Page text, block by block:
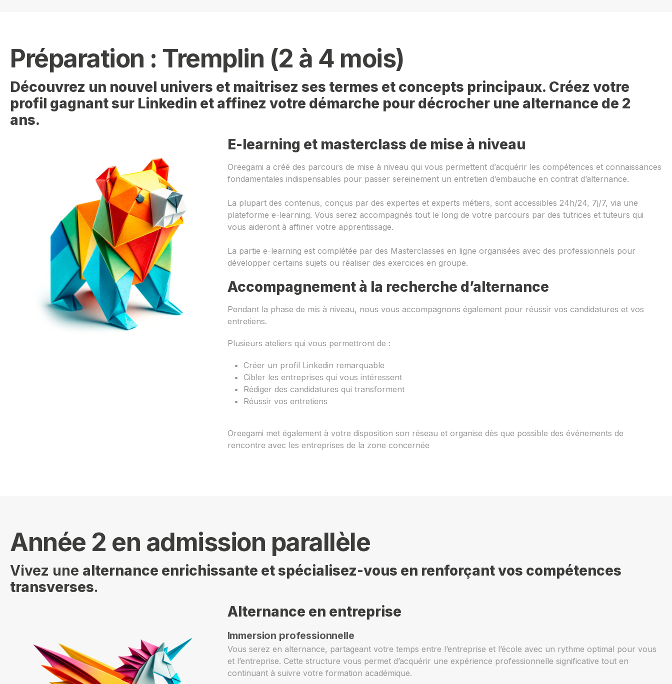
Préparation : Tremplin (2 à 4 mois)
Découvrez un nouvel univers et maitrisez ses termes et concepts principaux. Créez votre
profil gagnant sur Linkedin et affinez votre démarche pour décrocher une alternance de 2
ans.
E-learning et masterclass de mise à niveau
Oreegami a créé des parcours de mise à niveau qui vous permettent d’acquérir les compétences et connaissances
fondamentales indispensables pour passer sereinement un entretien d’embauche en contrat d’alternance.
La plupart des contenus, conçus par des expertes et experts métiers, sont accessibles 24h/24, 7j/7, via une
plateforme e-learning. Vous serez accompagnés tout le long de votre parcours par des tutrices et tuteurs qui
vous aideront à affiner votre apprentissage.
La partie e-learning est complétée par des Masterclasses en ligne organisées avec des professionnels pour
développer certains sujets ou réaliser des exercices en groupe.
Accompagnement à la recherche d’alternance
Pendant la phase de mis à niveau, nous vous accompagnons également pour réussir vos candidatures et vos
entretiens.
Plusieurs ateliers qui vous permettront de :
Créer un profil Linkedin remarquable
Cibler les entreprises qui vous intéressent
Rédiger des candidatures qui transforment
Réussir vos entretiens
Oreegami met également à votre disposition son réseau et organise dès que possible des événements de
rencontre avec les entreprises de la zone concernée
Année 2 en admission parallèle
Vivez une alternance enrichissante et spécialisez-vous en renforçant vos compétences
transverses.
Alternance en entreprise
Immersion professionnelle
Vous serez en alternance, partageant votre temps entre l’entreprise et l’école avec un rythme optimal pour vous
et l’entreprise. Cette structure vous permet d’acquérir une expérience professionnelle significative tout en
continuant à suivre votre formation académique.